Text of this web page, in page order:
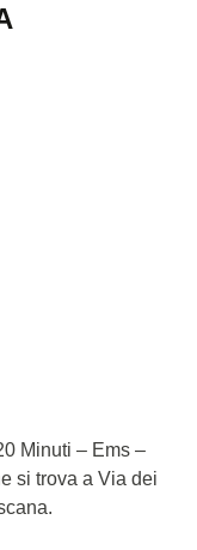
Minuti – Ems –
si trova a Via dei